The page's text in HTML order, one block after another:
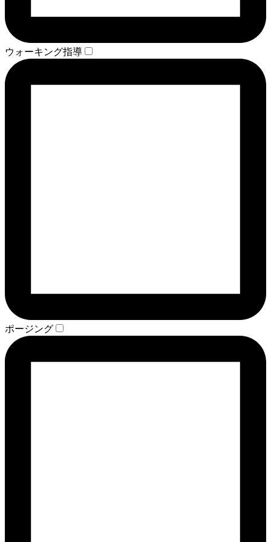
ウォーキング指導
ポージング